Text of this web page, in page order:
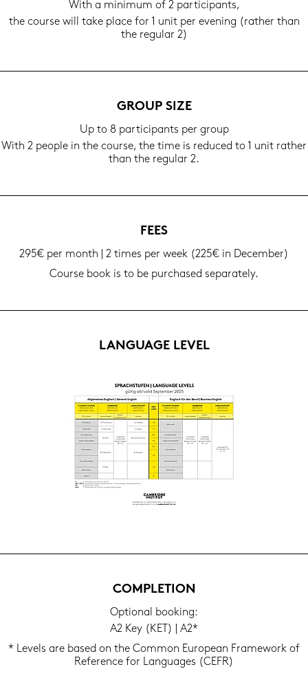
With a mi­ni­mum of 2 par­ti­ci­pants,
the cour­se will take place for 1 unit per evening (ra­ther than
the re­gu­lar 2)
GROUP SIZE
Up to 8 par­ti­ci­pants per group
With 2 people in the cour­se, the time is re­du­ced to 1 unit ra­ther
than the re­gu­lar 2.
FEES
295€ per month | 2 times per week (225€ in Decem­ber)
Cour­se book is to be purcha­sed se­pa­ra­te­ly.
LAN­GUAGE LEVEL
COM­PLE­TI­ON
Op­tio­nal boo­king:
A2 Key (KET) | A2*
* Le­vels are based on the Com­mon Eu­rope­an Frame­work of
Re­fe­rence for Lan­guages (CEFR)